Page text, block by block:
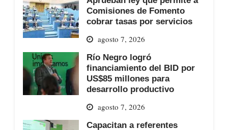
Comisiones de Fomento
cobrar tasas por servicios
agosto 7, 2026
Río Negro logró
financiamiento del BID por
US$85 millones para
desarrollo productivo
agosto 7, 2026
Capacitan a referentes